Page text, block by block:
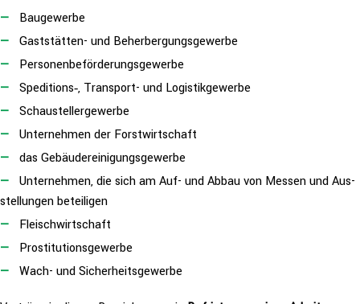
Bau­ge­wer­be
Gast­stät­ten- und Beher­ber­gungs­ge­wer­be
Per­so­nen­be­för­de­rungs­ge­wer­be
Speditions‑, Transport- und Logis­tik­ge­wer­be
Schau­stel­ler­ge­wer­be
Unter­neh­men der Forst­wirt­schaft
das Gebäu­de­rei­ni­gungs­ge­wer­be
Unter­neh­men, die sich am Auf- und Abbau von Messen und Aus­
stel­lun­gen betei­li­gen
Fleisch­wirt­schaft
Pro­sti­tu­ti­ons­ge­wer­be
Wach- und Sicher­heits­ge­wer­be